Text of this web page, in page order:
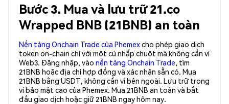
Bước 3. Mua và lưu trữ 21.co
Wrapped BNB (21BNB) an toàn
Nền tảng Onchain Trade của Phemexcho phép giao dịch
token on-chain chỉ với một cú nhấp chuột mà không cần ví
Web3. Đăng nhập, vào nền tảng Onchain Trade, tìm
21BNB hoặc địa chỉ hợp đồng và xác nhận sẵn có. Mua
21BNB bằng USDT, không cần ví bên ngoài. Lưu trữ trong
ví bảo mật cao của Phemex. Mua 21BNB an toàn và bắt
đầu giao dịch hoặc giữ 21BNB ngay hôm nay.